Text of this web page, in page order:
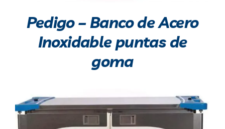
Pedigo – Banco de Acero
Inoxidable puntas de
goma